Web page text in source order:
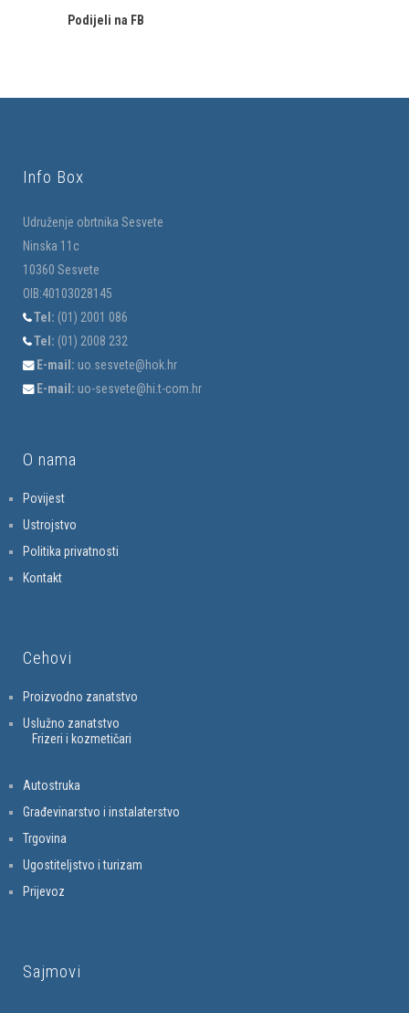
Podijeli na FB
Info Box
Udruženje obrtnika Sesvete
Ninska 11c
10360 Sesvete
OIB:40103028145
Tel: (01) 2001 086
Tel: (01) 2008 232
E-mail: uo.sesvete@hok.hr
E-mail: uo-sesvete@hi.t-com.hr
O nama
Povijest
Ustrojstvo
Politika privatnosti
Kontakt
Cehovi
Proizvodno zanatstvo
Uslužno zanatstvo
Frizeri i kozmetičari
Autostruka
Građevinarstvo i instalaterstvo
Trgovina
Ugostiteljstvo i turizam
Prijevoz
Sajmovi